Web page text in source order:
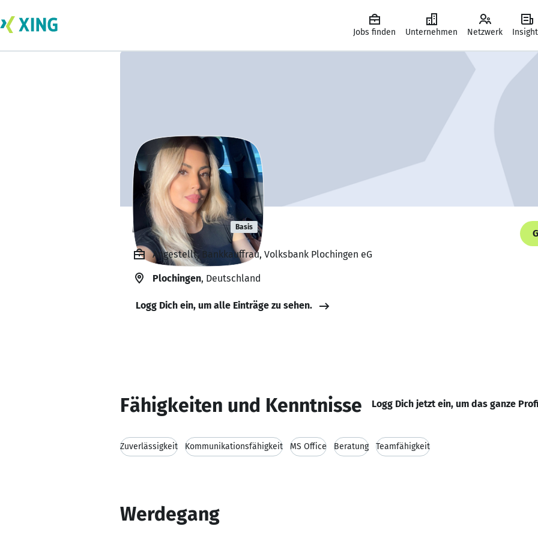
Jobs finden Unternehmen Netzwerk
Mishal Linco Basis
Angestellt, Bankkauffrau, Volksbank Plochingen eG
Plochingen, Deutschland
Logg Dich ein, um alle Einträge zu sehen.
Fähigkeiten und Kenntnisse Logg Dich jetzt ein, um das ganze
Zuverlässigkeit Kommunikationsfähigkeit MS Office Beratung Teamfähigkeit
Werdegang